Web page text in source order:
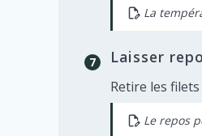
La
Laisser
Retire les
Le repos